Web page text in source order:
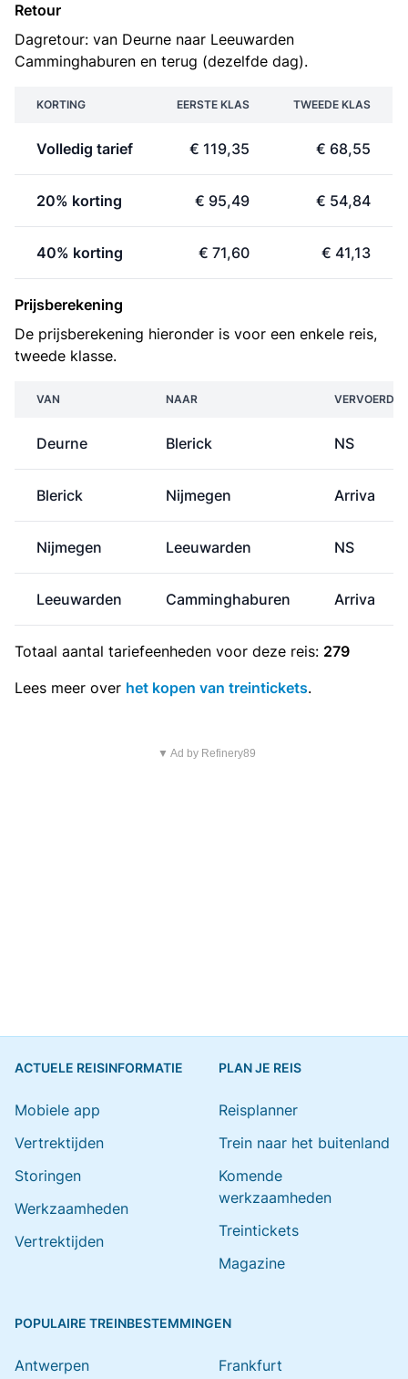
Retour
Dagretour: van Deurne naar Leeuwarden
Camminghaburen en terug (dezelfde dag).
KORTING EERSTE KLAS TWEEDE KLAS
Volledig tarief € 119,35 € 68,55
20% korting € 95,49 € 54,84
40% korting € 71,60 € 41,13
Prijsberekening
De prijsberekening hieronder is voor een enkele reis,
tweede klasse.
VAN NAAR VERVOERDER
Deurne Blerick NS
Blerick Nijmegen Arriva
Nijmegen Leeuwarden NS
Leeuwarden Camminghaburen Arriva
Totaal aantal tariefeenheden voor deze reis: 279
Lees meer over het kopen van treintickets.
▼ Ad by Refinery89
ACTUELE REISINFORMATIE
Mobiele app
Vertrektijden
Storingen
Werkzaamheden
Vertrektijden
PLAN JE REIS
Reisplanner
Trein naar het buitenland
Komende
werkzaamheden
Treintickets
Magazine
POPULAIRE TREINBESTEMMINGEN
Antwerpen Frankfurt